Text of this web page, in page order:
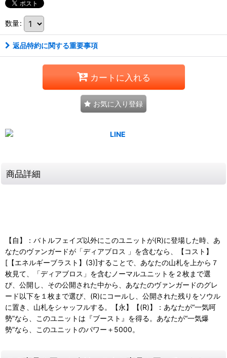
数量:
返品特約に関する重要事項
カートに入れる
お気に入り登録
商品詳細
【自】：バトルフェイズ以外にこのユニットが(R)に登場した時、あ
なたのヴァンガードが「ディアブロス 」を含むなら、【コスト】
[【エネルギーブラスト】(3)]することで、あなたの山札を上から７
枚見て、「ディアブロス」を含むノーマルユニットを２枚まで選
び、公開し、その公開された中から、あなたのヴァンガードのグレ
ード以下を１枚まで選び、(R)にコールし、公開された残りをソウル
に置き、山札をシャッフルする。【永】【(R)】：あなたが“一気呵
勢”なら、このユニットは『ブースト』を得る。あなたが“一気爆
勢”なら、このユニットのパワー＋5000。